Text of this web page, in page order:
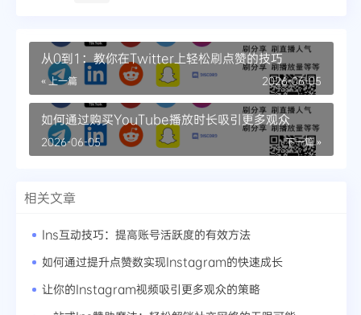
从0到1：教你在Twitter上轻松刷点赞的技巧
« 上一篇 2026-06-05
如何通过购买YouTube播放时长吸引更多观众
下一篇 »
2026-06-05
相关文章
Ins互动技巧：提高账号活跃度的有效方法
如何通过提升点赞数实现Instagram的快速成长
让你的Instagram视频吸引更多观众的策略